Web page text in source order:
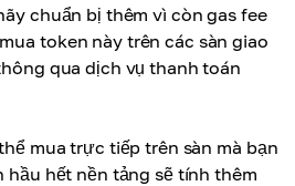
chuẩn bị thêm vì còn gas fee
token này trên các sàn giao
qua dịch vụ thanh toán
mua trực tiếp trên sàn mà bạn
hết nền tảng sẽ tính thêm